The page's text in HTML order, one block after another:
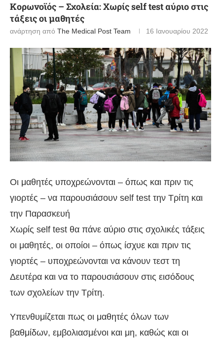
Κορωνοϊός – Σχολεία: Χωρίς self test αύριο στις
τάξεις οι μαθητές
ανάρτηση από The Medical Post Team 16 Ιανουαρίου 2022
Οι μαθητές υποχρεώνονται – όπως και πριν τις
γιορτές – να παρουσιάσουν self test την Τρίτη και
την Παρασκευή
Χωρίς self test θα πάνε αύριο στις σχολικές τάξεις
οι μαθητές, οι οποίοι – όπως ίσχυε και πριν τις
γιορτές – υποχρεώνονται να κάνουν τεστ τη
Δευτέρα και να το παρουσιάσουν στις εισόδους
των σχολείων την Τρίτη.
Υπενθυμίζεται πως οι μαθητές όλων των
βαθμίδων, εμβολιασμένοι και μη, καθώς και οι